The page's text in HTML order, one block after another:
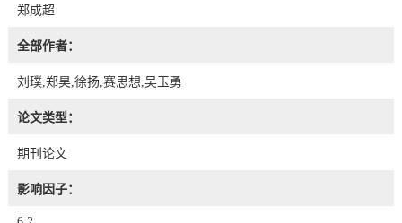
郑成超
全部作者：
刘璞,郑昊,徐扬,赛思想,吴玉勇
论文类型：
期刊论文
影响因子：